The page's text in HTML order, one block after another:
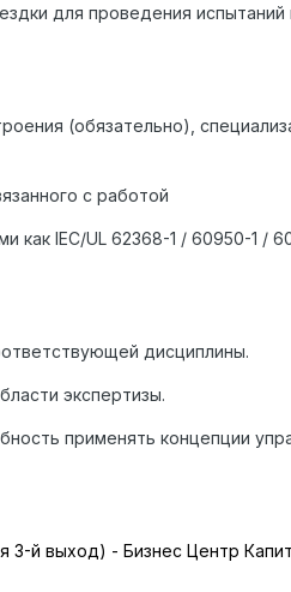
для проведения испытаний
(обязательно),
с работой
как IEC/UL 62368-1 / 60950-1 /
дисциплины.
экспертизы.
применять концепции
3-й выход) - Бизнес Центр